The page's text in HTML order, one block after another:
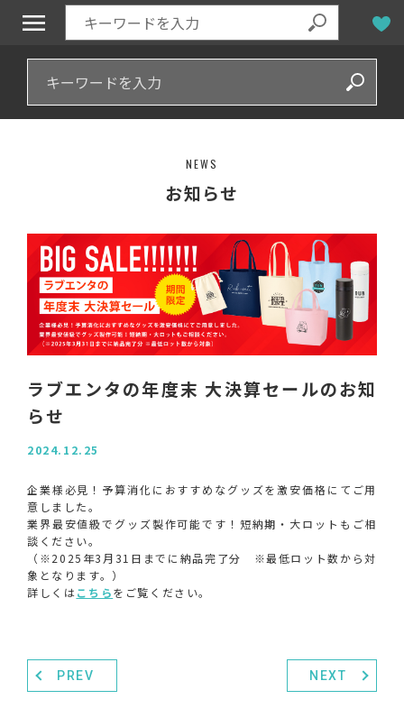
NEWS
お知らせ
ラブエンタの年度末 大決算セールのお知
らせ
2024.12.25
企業様必見！予算消化におすすめなグッズを激安価格にてご用
意しました。
業界最安値級でグッズ製作可能です！短納期・大ロットもご相
談ください。
（※2025年3月31日までに納品完了分 ※最低ロット数から対
象となります。）
詳しくはこちらをご覧ください。
PREV NEXT